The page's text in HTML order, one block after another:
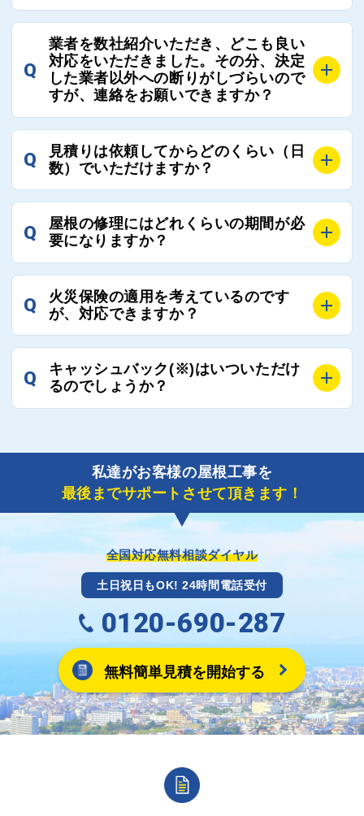
屋根コネクトではそのような不安を抱えてしまう屋根
の修理において、適正で公正な工事業者選びのお手伝
いをさせていただくサイトでございます。
まだまだそのような業界だからこそ比較が重要になり
ますので、是非屋根コネクトを活用ください。
屋根コネクトでは、お客様の安心を支える「優良工事
業者チェック制度」を設けております。
屋根コネクトにて定期的にお客様アンケートを実施
し、そこで評価の低かった業者は事実確認の上で、屋
根コネクトの判断により即時登録を解除できる契約と
優良業者のみをご紹介できる体制により、お客様の安
心と信頼を維持しております。
Q
業者を数社紹介いただき、どこも良い
対応をいただきました。その分、決定
した業者以外への断りがしづらいので
すが、連絡をお願いできますか？
屋根コネクトにお任せください。屋根コネクトでは、
工事業者へのお断りも無料で代行しております。
れる必要はございませんので、いつでもお気軽にご相
談ください。
Q
見積りは依頼してからどのくらい（日
数）でいただけますか？
工事業者にもよりますが、おおよそ現地調査後3日～1
週間前後にはお届けできます。
ご連絡いただき、屋根コネクトから直ちに紹介の工事
業者へ状況確認の連絡をし、即時対応するよう指示を
いたしますので、お気軽にお申し付けください。
Q
屋根の修理にはどれくらいの期間が必
要になりますか？
工事業者の状況や屋根の状態、工事の内容、天候によ
って工事期間は変わりますが、目安としては、おおよ
また、急ぎの場合などは屋根コネクトとしても全面的
にご協力いたしますので、ご相談ください。可能な限
り期間を短縮できる状況の工事業者を選定させていた
だきます。
Q
火災保険の適用を考えているのです
が、対応できますか？
風災補償を適用される場合は、専門家による視察と必
Q
キャッシュバック(※)はいついただけ
るのでしょうか？
了しましたら、キャッシュバック(※)申込みフォーム
に各項目を入力いただいた上で送信してください。
その内容を屋根コネクトが確認できた日時から翌月末
までには送付手配させていただきます。
※キャッシュバックの金額は契約金額によって異なり
ます。
私達がお客様の屋根工事を
最後までサポートさせて頂きます！
全国対応無料相談ダイヤル
土日祝日もOK! 24時間電話受付
0120-690-287
無料簡単見積を開始する